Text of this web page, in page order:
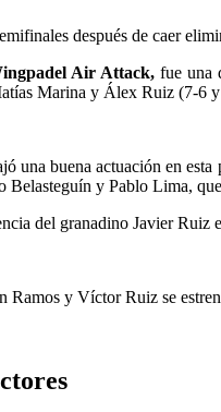
después de caer
Air Attack,fue una
Marina y Álex Ruiz (7-6
una buena actuación en
Belasteguín y Pablo Lima,
del granadino Javier
y Víctor Ruiz se